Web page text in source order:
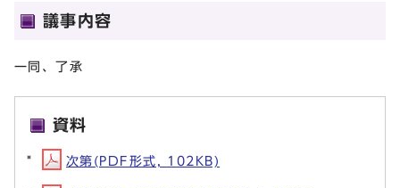
議事内容
一同、了承
資料
次第(PDF形式, 102KB)